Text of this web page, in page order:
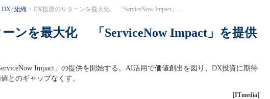
DX×組織 DX投資のリターンを最大化 「ServiceNow Impact」...
ンを最大化 「ServiceNow Impact」を提供
Impact」の提供を開始する。AI活用で価値創出を図り、DX投資に期待
とのギャップなくす。
[ITmedia]